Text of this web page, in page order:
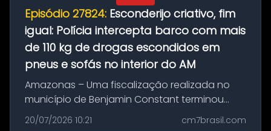
Episódio 27824: Esconderijo criativo, fim
igual: Polícia intercepta barco com mais
de 110 kg de drogas escondidos em
pneus e sofás no interior do AM
Amazonas – Uma fiscalização realizada no
município de Benjamin Constant terminou
com a apreensão de aproximadamente 115
20/07/2026 10:21 cm7brasil.com